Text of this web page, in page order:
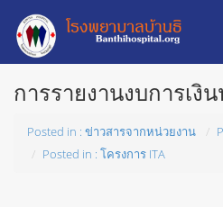
การรายงานงบการเงิ
Posted in : ข่าวสารจากหน่วยงาน
Posted in : โครงการ ITA